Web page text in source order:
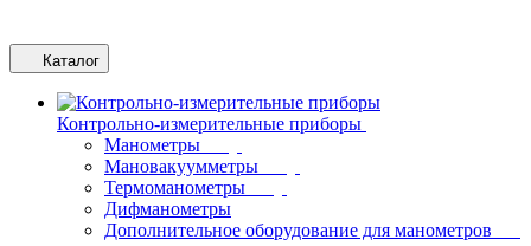
Каталог
Контрольно-измерительные приборы
Манометры
Мановакуумметры
Термоманометры
Дифманометры
Дополнительное оборудование для манометров